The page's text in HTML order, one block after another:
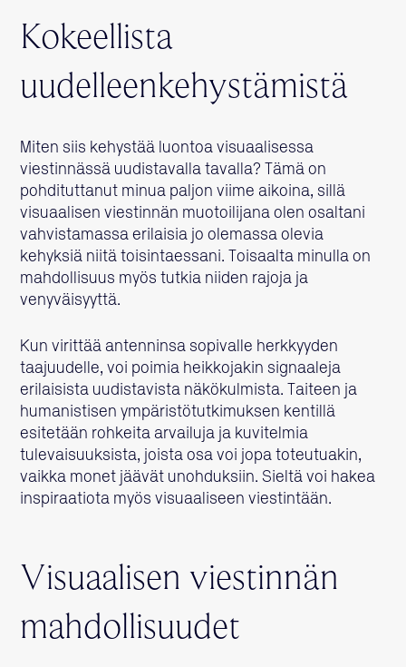
Kokeellista
uudelleenkehystämistä
Miten siis kehystää luontoa visuaalisessa
viestinnässä uudistavalla tavalla? Tämä on
pohdituttanut minua paljon viime aikoina, sillä
visuaalisen viestinnän muotoilijana olen osaltani
vahvistamassa erilaisia jo olemassa olevia
kehyksiä niitä toisintaessani. Toisaalta minulla on
mahdollisuus myös tutkia niiden rajoja ja
venyväisyyttä.
Kun virittää antenninsa sopivalle herkkyyden
taajuudelle, voi poimia heikkojakin signaaleja
erilaisista uudistavista näkökulmista. Taiteen ja
humanistisen ympäristötutkimuksen kentillä
esitetään rohkeita arvailuja ja kuvitelmia
tulevaisuuksista, joista osa voi jopa toteutuakin,
vaikka monet jäävät unohduksiin. Sieltä voi hakea
inspiraatiota myös visuaaliseen viestintään.
Visuaalisen viestinnän
mahdollisuudet